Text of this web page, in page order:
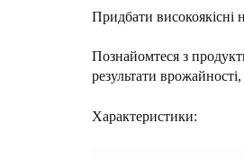
Придбати високоякісні
Познайомтеся з
результати
Характеристики: